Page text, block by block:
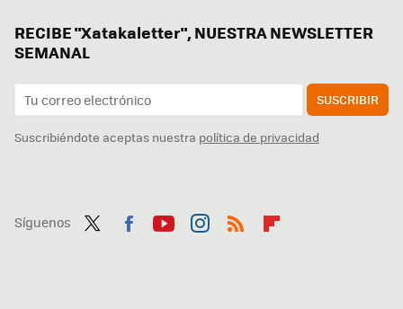
RECIBE "Xatakaletter", NUESTRA NEWSLETTER
SEMANAL
SUSCRIBIR
Suscribiéndote aceptas nuestra política de privacidad
Síguenos